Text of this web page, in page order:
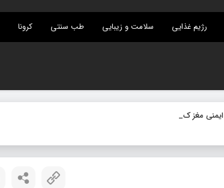
رژیم غذایی سلامت و زیبایی طب سنتی کرونا